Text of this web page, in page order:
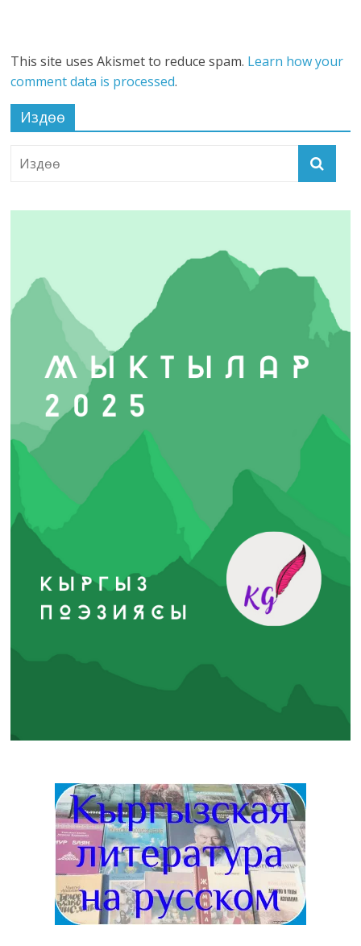
This site uses Akismet to reduce spam. Learn how your
comment data is processed.
Издөө